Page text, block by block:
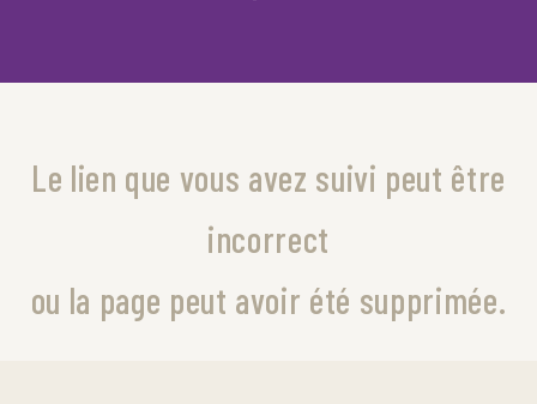
Le lien que vous avez suivi peut être
incorrect
ou la page peut avoir été supprimée.